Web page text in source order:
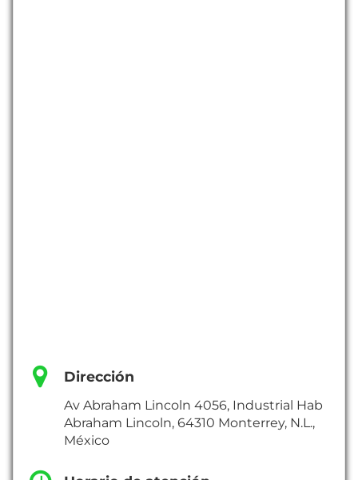
Dirección
Av Abraham Lincoln 4056, Industrial Hab
Abraham Lincoln, 64310 Monterrey, N.L.,
México